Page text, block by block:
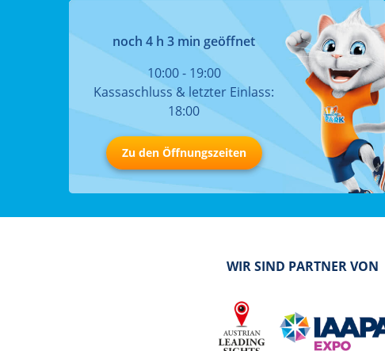
noch 4 h 3 min geöffnet
10:00 - 19:00
Kassaschluss & letzter Einlass:
18:00
Zu den Öffnungszeiten
WIR SIND PARTNER VON